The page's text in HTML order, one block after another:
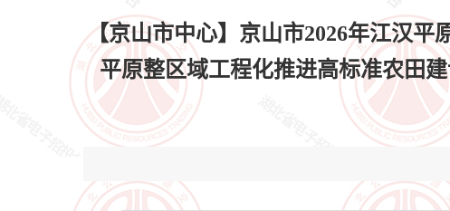
【京山市中心】京山市2026年江汉平
平原整区域工程化推进高标准农田